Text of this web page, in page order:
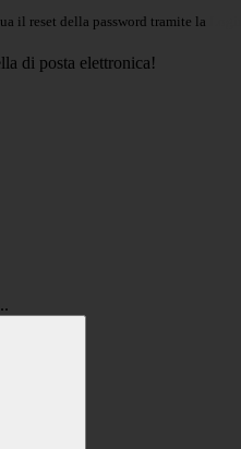
il reset della password tramite la
di posta elettronica!